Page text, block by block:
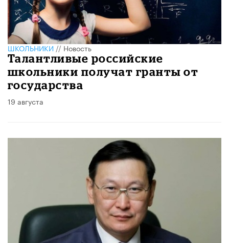
ШКОЛЬНИКИ//Новость
Талантливые российские
школьники получат гранты от
государства
19 августа